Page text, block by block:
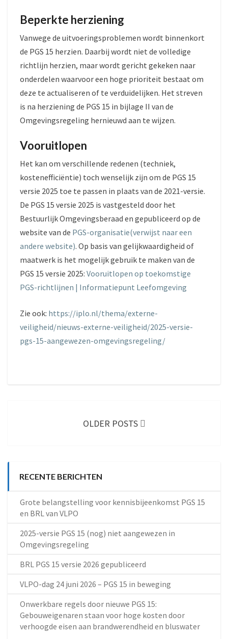
Beperkte herziening
Vanwege de uitvoeringsproblemen wordt binnenkort
de PGS 15 herzien. Daarbij wordt niet de volledige
richtlijn herzien, maar wordt gericht gekeken naar
onderdelen waarvoor een hoge prioriteit bestaat om
deze te actualiseren of te verduidelijken. Het streven
is na herziening de PGS 15 in bijlage II van de
Omgevingsregeling hernieuwd aan te wijzen.
Vooruitlopen
Het kan om verschillende redenen (techniek,
kostenefficiëntie) toch wenselijk zijn om de PGS 15
versie 2025 toe te passen in plaats van de 2021-versie.
De PGS 15 versie 2025 is vastgesteld door het
Bestuurlijk Omgevingsberaad en gepubliceerd op de
website van de PGS-organisatie(verwijst naar een
andere website). Op basis van gelijkwaardigheid of
maatwerk is het mogelijk gebruik te maken van de
PGS 15 versie 2025: Vooruitlopen op toekomstige
PGS-richtlijnen | Informatiepunt Leefomgeving
Zie ook: https://iplo.nl/thema/externe-
veiligheid/nieuws-externe-veiligheid/2025-versie-
pgs-15-aangewezen-omgevingsregeling/
OLDER POSTS
RECENTE BERICHTEN
Grote belangstelling voor kennisbijeenkomst PGS 15
en BRL van VLPO
2025-versie PGS 15 (nog) niet aangewezen in
Omgevingsregeling
BRL PGS 15 versie 2026 gepubliceerd
VLPO-dag 24 juni 2026 – PGS 15 in beweging
Onwerkbare regels door nieuwe PGS 15:
Gebouweigenaren staan voor hoge kosten door
verhoogde eisen aan brandwerendheid en bluswater